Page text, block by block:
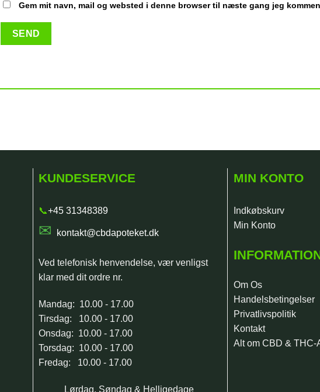
Gem mit navn, mail og websted i denne browser til næste gang jeg
KUNDESERVICE
📞+45 31348389
✉ kontakt@cbdapoteket.dk
Ved telefonisk henvendelse, vær venligst
klar med dit ordre nr.
Mandag: 10.00 - 17.00
Tirsdag: 10.00 - 17.00
Onsdag: 10.00 - 17.00
Torsdag: 10.00 - 17.00
Fredag: 10.00 - 17.00
Lørdag, Søndag & Helligedage
MIN KONTO
Indkøbskurv
Min Konto
Om Os
Handelsbetingelser
Privatlivspolitik
Kontakt
Alt om CBD & THC-